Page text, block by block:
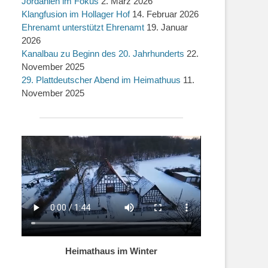
Klangfusion im Hollager Hof 14. Februar 2026
Ehrenamt unterstützt Ehrenamt 19. Januar
2026
Kanalbau zu Beginn des 20. Jahrhunderts 22.
November 2025
29. Plattdeutscher Abend im Heimathuus 11.
November 2025
Heimathaus im Winter